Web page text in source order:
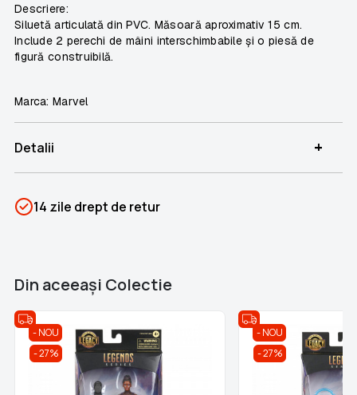
Descriere:
Siluetă articulată din PVC. Măsoară aproximativ 15 cm.
Include 2 perechi de mâini interschimbabile și o piesă de
figură construibilă.
Marca: Marvel
Detalii +
Categorii
Eroi Marvel
14 zile drept de retur
Din aceeaşi Colectie
NOU
27%
NOU
27%